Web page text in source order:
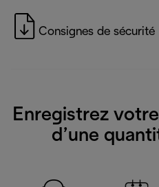
Consignes de sécurité
Enregistrez
d’une